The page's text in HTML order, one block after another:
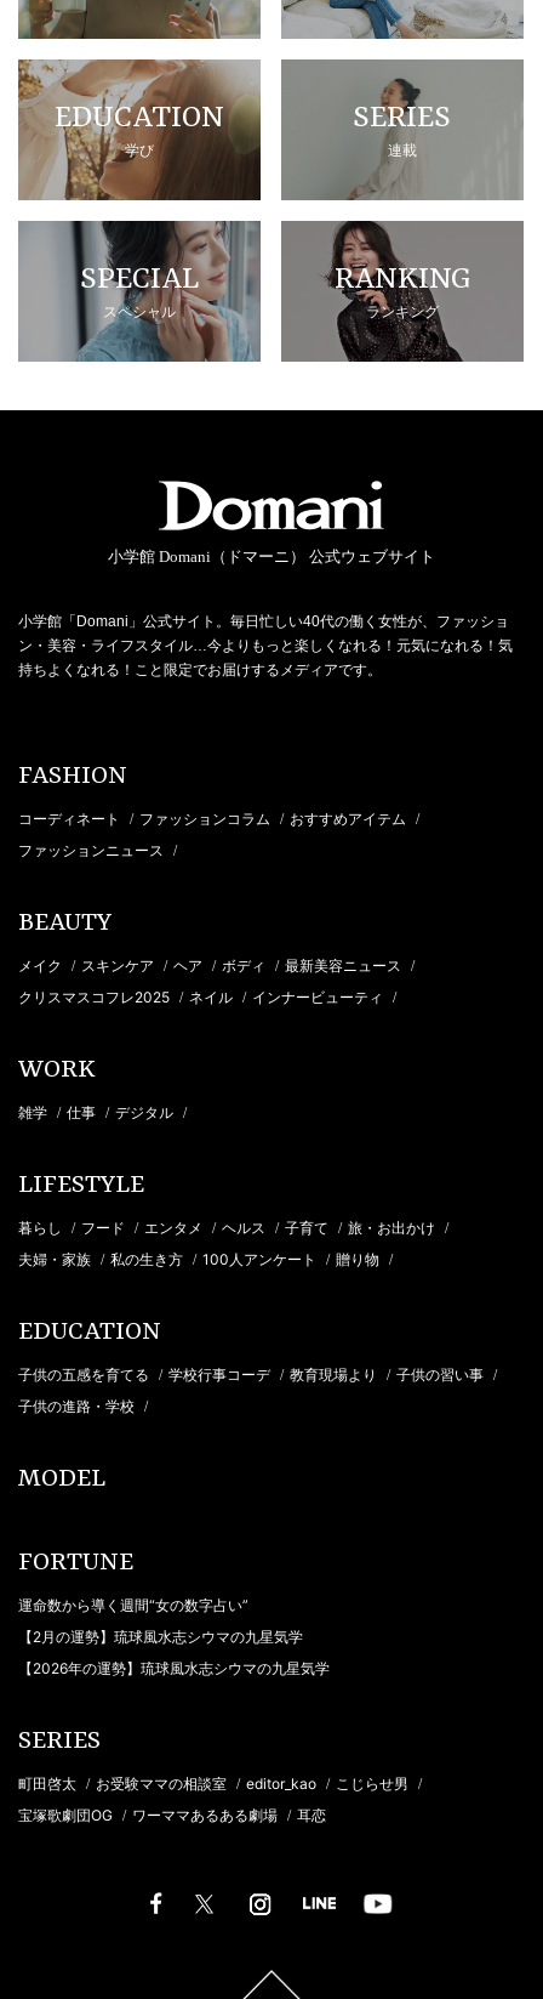
EDUCATION
学び
SERIES
連載
SPECIAL
スペシャル
RANKING
ランキング
小学館 Domani（ドマーニ） 公式ウェブサイト
小学館「Domani」公式サイト。毎日忙しい40代の働く女性が、ファッショ
ン・美容・ライフスタイル…今よりもっと楽しくなれる！元気になれる！気
持ちよくなれる！こと限定でお届けするメディアです。
FASHION
コーディネート / ファッションコラム / おすすめアイテム /
ファッションニュース /
BEAUTY
メイク / スキンケア / ヘア / ボディ / 最新美容ニュース /
クリスマスコフレ2025 / ネイル / インナービューティ /
WORK
雑学 / 仕事 / デジタル /
LIFESTYLE
暮らし / フード / エンタメ / ヘルス / 子育て / 旅・お出かけ /
夫婦・家族 / 私の生き方 / 100人アンケート / 贈り物 /
EDUCATION
子供の五感を育てる / 学校行事コーデ / 教育現場より / 子供の習い事 /
子供の進路・学校 /
MODEL
FORTUNE
運命数から導く週間“女の数字占い”
【2月の運勢】琉球風水志シウマの九星気学
【2026年の運勢】琉球風水志シウマの九星気学
SERIES
町田啓太 / お受験ママの相談室 / editor_kao / こじらせ男 /
宝塚歌劇団OG / ワーママあるある劇場 / 耳恋